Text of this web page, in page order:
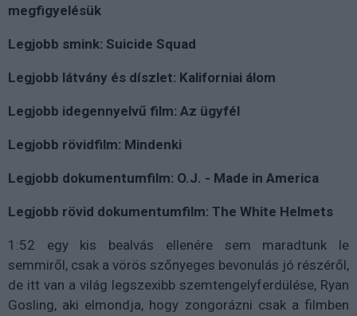
megfigyelésük
Legjobb smink: Suicide Squad
Legjobb látvány és díszlet: Kaliforniai álom
Legjobb idegennyelvű film: Az ügyfél
Legjobb rövidfilm: Mindenki
Legjobb dokumentumfilm: O.J. - Made in America
Legjobb rövid dokumentumfilm: The White Helmets
1:52 egy kis bealvás ellenére sem maradtunk le
semmiről, csak a vörös szőnyeges bevonulás jó részéről,
de itt van a világ legszexibb szemtengelyferdülése, Ryan
Gosling, aki elmondja, hogy zongorázni csak a filmben